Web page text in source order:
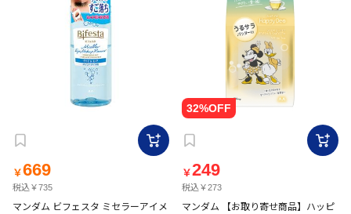
￥669
税込￥735
マンダム ビフェスタ ミセラーアイメ
￥249
税込￥273
マンダム 【お取り寄せ商品】ハッピ